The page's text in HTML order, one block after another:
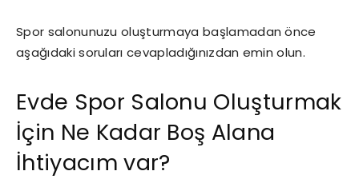
Spor salonunuzu oluşturmaya başlamadan önce
aşağıdaki soruları cevapladığınızdan emin olun.
Evde Spor Salonu Oluşturmak
İçin Ne Kadar Boş Alana
İhtiyacım var?